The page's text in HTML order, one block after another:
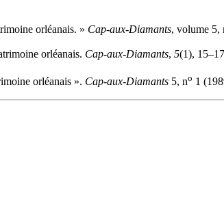
orléanais. » Cap-aux-Diamants, volume 5,
orléanais. Cap-aux-Diamants, 5(1),
orléanais ». Cap-aux-Diamants 5, no 1